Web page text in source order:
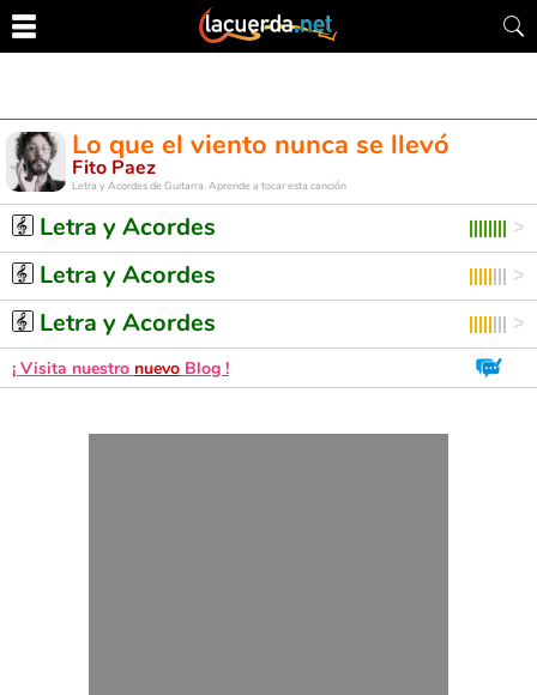
Lo que el viento nunca se llevó
Fito Paez
Letra y Acordes de Guitarra. Aprende a tocar esta canción
Letra y Acordes
Letra y Acordes
Letra y Acordes
¡ Visita nuestro nuevo Blog !